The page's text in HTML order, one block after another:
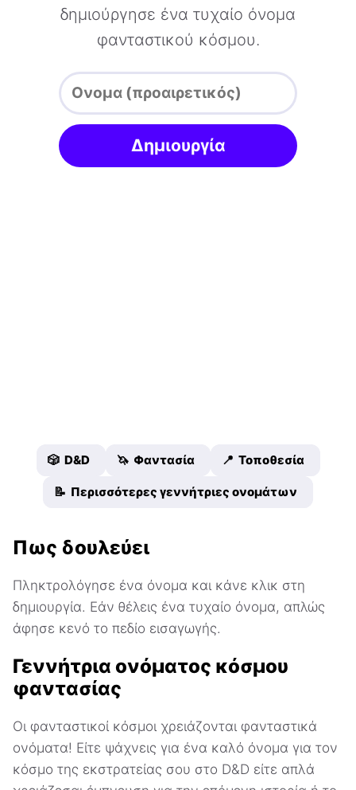
δημιούργησε ένα τυχαίο όνομα
φανταστικού κόσμου.
Δημιουργία
🎲 D&D 🦄 Φαντασία 📍 Τοποθεσία
📝 Περισσότερες γεννήτριες ονομάτων
Πως δουλεύει
Πληκτρολόγησε ένα όνομα και κάνε κλικ στη
δημιουργία. Εάν θέλεις ένα τυχαίο όνομα, απλώς
άφησε κενό το πεδίο εισαγωγής.
Γεννήτρια ονόματος κόσμου
φαντασίας
Οι φανταστικοί κόσμοι χρειάζονται φανταστικά
ονόματα! Είτε ψάχνεις για ένα καλό όνομα για τον
κόσμο της εκστρατείας σου στο D&D είτε απλά